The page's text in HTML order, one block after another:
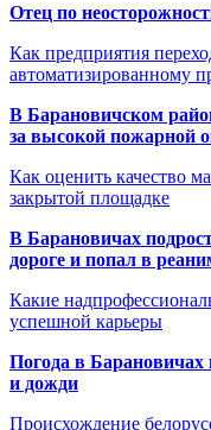
Отец по
Как предприятия
автоматизированному
В Барановичском
за высокой пожарной
Как оценить качество
закрытой площадке
В Барановичах
дороге и попал в
Какие
успешной карьеры
Погода в Барановичах
и дожди
Происхождение